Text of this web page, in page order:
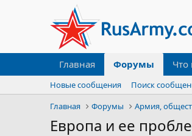
Главная Форумы Что
Новые сообщения
Поиск
Главная
Форумы Армия,
Европа и ее